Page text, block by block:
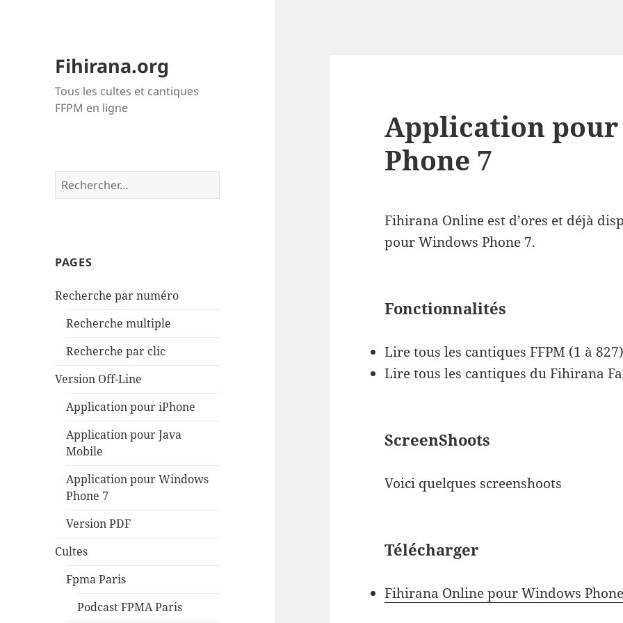
Fihirana.org
Tous les cultes et cantiques
FFPM en ligne
Rechercher :
PAGES
Recherche par numéro
Recherche multiple
Recherche par clic
Version Off-Line
Application pour iPhone
Application pour Java
Mobile
Application pour Windows
Phone 7
Version PDF
Cultes
Fpma Paris
Podcast FPMA Paris
Application
Phone 7
Fihirana Online est d’ores et déjà
pour Windows Phone 7.
Fonctionnalités
Lire tous les cantiques FFPM (1 à 827)
Lire tous les cantiques du Fihirana
ScreenShoots
Voici quelques screenshoots
Télécharger
Fihirana Online pour Windows